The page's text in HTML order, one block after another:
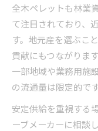
全木ペレットも林業
て注目されており、
す。地元産を選ぶこ
貢献にもつながりま
一部地域や業務用施
の流通量は限定的です
安定供給を重視する
ーブメーカーに相談